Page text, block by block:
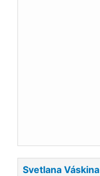
Svetlana Váskina